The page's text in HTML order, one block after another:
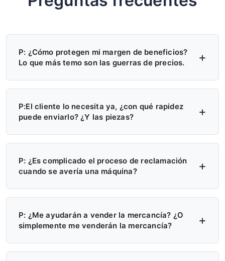
P: ¿Cómo protegen mi margen de beneficios?
Lo que más temo son las guerras de precios.
R: Cuatro niveles de protección: (1)
aplicación del PMA/PRCM, sin subcotización;
(2) territorio exclusivo, sin un segundo
directamente en su región; (4) fijación
trimestral del precio, notificación de
cualquier cambio con 30 días de antelación.
P:El cliente lo necesita ya, ¿con qué rapidez
puede enviarlo? ¿Y las piezas?
R: Más de 6 centros de distribución en
EE.UU., Europa y Rusia - stock disponible
ahora. Entrega local: 7 días. Transregional:
horas. Piezas: envío en 48 horas. Se
acabaron las esperas de 4 meses.
P: ¿Es complicado el proceso de reclamación
cuando se avería una máquina?
R: Haz una foto → consigue una pieza de
repuesto. Sin informes ni retrasos. Piezas
gratis durante la garantía. Videoteca +
P: ¿Me ayudarán a vender la mercancía? ¿O
simplemente me venderán la mercancía?
R: Sí, le ayudamos activamente a vender. (1)